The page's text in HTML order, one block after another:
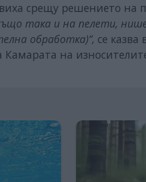
срещу решението на
така и на пелети,
обработка)“, се казва
на